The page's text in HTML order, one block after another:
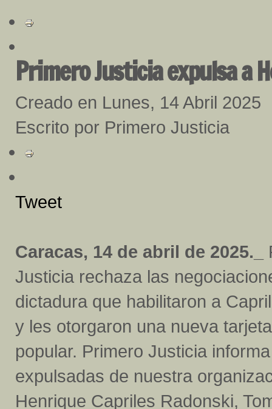
Primero Justicia expulsa a
Creado en Lunes, 14 Abril 2025
Escrito por Primero Justicia
Tweet
Caracas, 14 de abril de 2025._
Justicia rechaza las
dictadura que habilitaron a
y les otorgaron una nueva
popular. Primero Justicia
expulsadas de nuestra
Henrique Capriles Radonski,